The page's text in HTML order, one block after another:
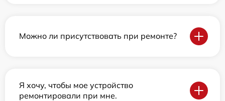
Можно ли присутствовать при ремонте?
Я хочу, чтобы мое устройство
ремонтировали при мне.